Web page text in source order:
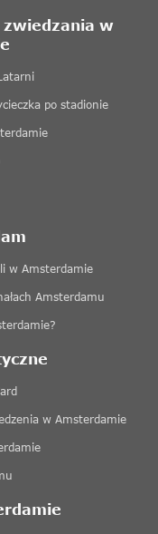
zwiedzania w
po stadionie
w Amsterdamie
Amsterdamu
w Amsterdamie